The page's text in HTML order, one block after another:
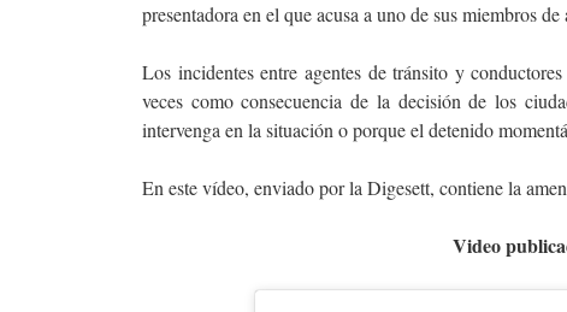
presentadora en el que acusa a uno de sus miembros
Los incidentes entre agentes de tránsito y
veces como consecuencia de la decisión de los
intervenga en la situación o porque el detenido
En este vídeo, enviado por la Digesett, contiene la
Video